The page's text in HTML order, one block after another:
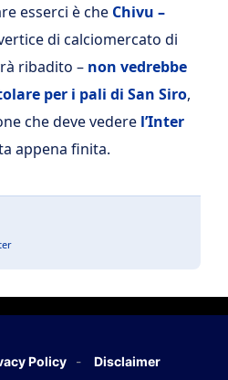
esserci è che Chivu –
di calciomercato di
ribadito – non vedrebbe
per i pali di San Siro,
che deve vedere l’Inter
appena finita.
Policy Disclaimer